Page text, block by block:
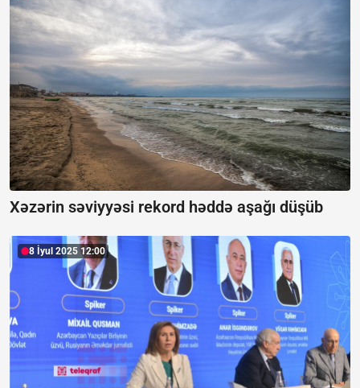
Xəzərin səviyyəsi rekord həddə aşağı düşüb
8 İyul 2025 12:00